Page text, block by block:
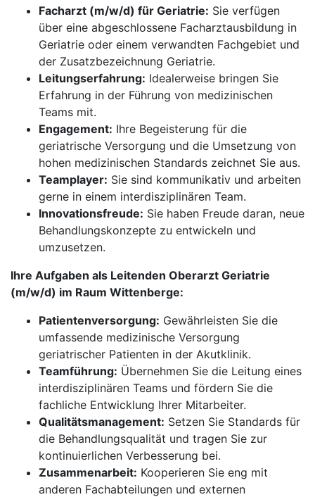
Facharzt (m/w/d) für Geriatrie: Sie verfügen
über eine abgeschlossene Facharztausbildung in
Geriatrie oder einem verwandten Fachgebiet und
der Zusatzbezeichnung Geriatrie.
Leitungserfahrung: Idealerweise bringen Sie
Erfahrung in der Führung von medizinischen
Teams mit.
Engagement: Ihre Begeisterung für die
geriatrische Versorgung und die Umsetzung von
hohen medizinischen Standards zeichnet Sie aus.
Teamplayer: Sie sind kommunikativ und arbeiten
gerne in einem interdisziplinären Team.
Innovationsfreude: Sie haben Freude daran, neue
Behandlungskonzepte zu entwickeln und
umzusetzen.
Ihre Aufgaben als Leitenden Oberarzt Geriatrie
(m/w/d) im Raum Wittenberge:
Patientenversorgung: Gewährleisten Sie die
umfassende medizinische Versorgung
geriatrischer Patienten in der Akutklinik.
Teamführung: Übernehmen Sie die Leitung eines
interdisziplinären Teams und fördern Sie die
fachliche Entwicklung Ihrer Mitarbeiter.
Qualitätsmanagement: Setzen Sie Standards für
die Behandlungsqualität und tragen Sie zur
kontinuierlichen Verbesserung bei.
Zusammenarbeit: Kooperieren Sie eng mit
anderen Fachabteilungen und externen